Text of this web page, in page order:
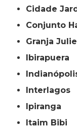
Cidade
Conjunto
Granja
Ibirapuera
Interlagos
Ipiranga
Itaim Bibi